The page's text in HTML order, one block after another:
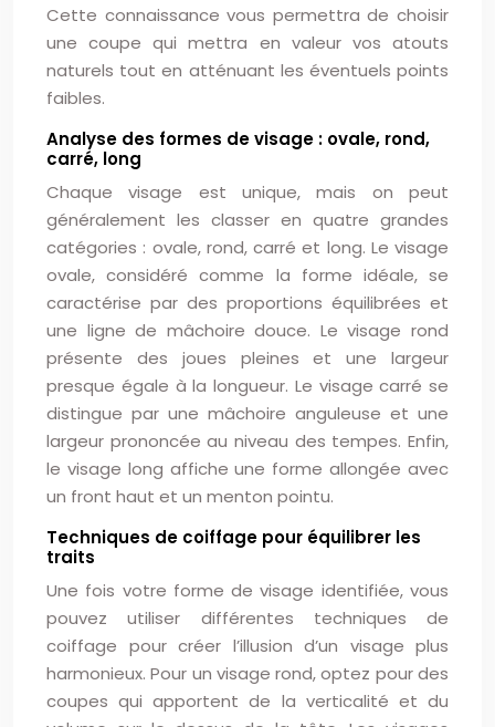
Cette connaissance vous permettra de choisir
une coupe qui mettra en valeur vos atouts
naturels tout en atténuant les éventuels points
faibles.
Analyse des formes de visage : ovale, rond,
carré, long
Chaque visage est unique, mais on peut
généralement les classer en quatre grandes
catégories : ovale, rond, carré et long. Le visage
ovale, considéré comme la forme idéale, se
caractérise par des proportions équilibrées et
une ligne de mâchoire douce. Le visage rond
présente des joues pleines et une largeur
presque égale à la longueur. Le visage carré se
distingue par une mâchoire anguleuse et une
largeur prononcée au niveau des tempes. Enfin,
le visage long affiche une forme allongée avec
un front haut et un menton pointu.
Techniques de coiffage pour équilibrer les
traits
Une fois votre forme de visage identifiée, vous
pouvez utiliser différentes techniques de
coiffage pour créer l’illusion d’un visage plus
harmonieux. Pour un visage rond, optez pour des
coupes qui apportent de la verticalité et du